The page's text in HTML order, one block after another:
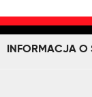
INFORMACJA O